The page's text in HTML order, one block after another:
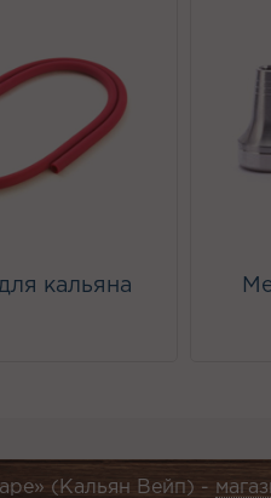
кальяна
(Кальян Вейп) -